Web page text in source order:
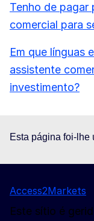
Tenho de pagar
comercial para
Em que línguas
assistente
investimento?
Esta página foi-lhe
Access2Markets
Este sítio é